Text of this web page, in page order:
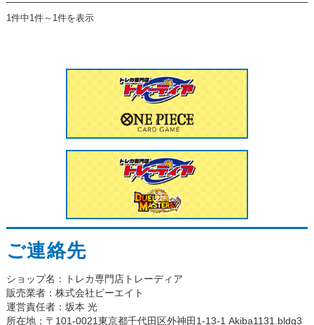
1件中1件～1件を表示
ご連絡先
ショップ名：トレカ専門店トレーディア
販売業者：株式会社ビーエイト
運営責任者：坂本 光
所在地：〒101-0021東京都千代田区外神田1-13-1 Akiba1131.bldg3